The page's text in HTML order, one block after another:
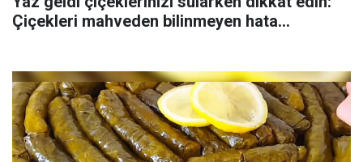
Çiçekleri mahveden bilinmeyen hata...